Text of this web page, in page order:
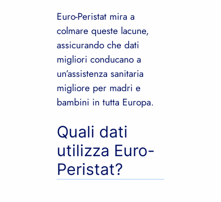
Euro-Peristat mira a
colmare queste lacune,
assicurando che dati
migliori conducano a
un’assistenza sanitaria
migliore per madri e
bambini in tutta Europa.
Quali dati
utilizza Euro-
Peristat?